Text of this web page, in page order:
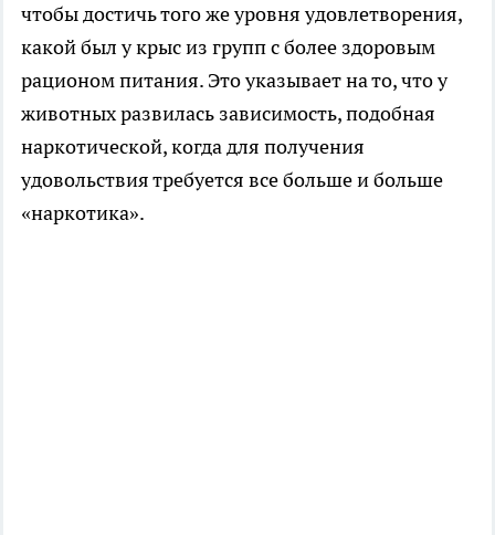
чтобы достичь того же уровня удовлетворения,
какой был у крыс из групп с более здоровым
рационом питания. Это указывает на то, что у
животных развилась зависимость, подобная
наркотической, когда для получения
удовольствия требуется все больше и больше
«наркотика».